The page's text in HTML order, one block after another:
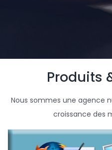
Produits
Nous sommes une agence
croissance des